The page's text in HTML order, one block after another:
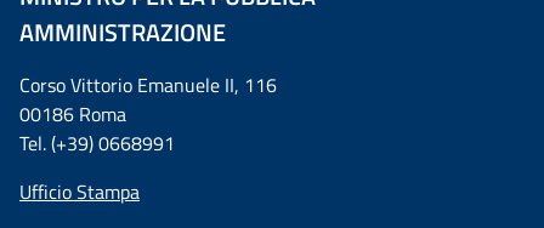
AMMINISTRAZIONE
Corso Vittorio Emanuele II, 116
00186 Roma
Tel. (+39) 0668991
Ufficio Stampa